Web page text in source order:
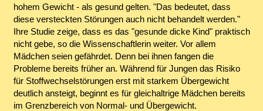
hohem Gewicht - als gesund gelten. "Das bedeutet, dass
diese versteckten Störungen auch nicht behandelt werden."
Ihre Studie zeige, dass es das "gesunde dicke Kind" praktisch
nicht gebe, so die Wissenschaftlerin weiter. Vor allem
Mädchen seien gefährdet. Denn bei ihnen fangen die
Probleme bereits früher an. Während für Jungen das Risiko
für Stoffwechselstörungen erst mit starkem Übergewicht
deutlich ansteigt, beginnt es für gleichaltrige Mädchen bereits
im Grenzbereich von Normal- und Übergewicht.